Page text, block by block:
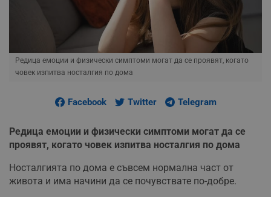
Редица емоции и физически симптоми могат да се проявят, когато
човек изпитва носталгия по дома
Facebook Twitter Telegram
Редица емоции и физически симптоми могат да се
проявят, когато човек изпитва носталгия по дома
Носталгията по дома е съвсем нормална част от
живота и има начини да се почувствате по-добре.